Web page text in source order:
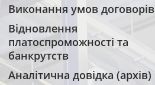
Виконання умов договорів
Відновлення
платоспроможності та
банкрутств
Аналітична довідка (архів)